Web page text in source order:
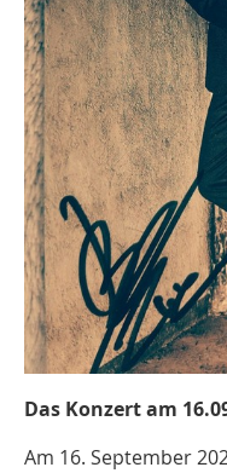
Das Konzert am
Am 16. September